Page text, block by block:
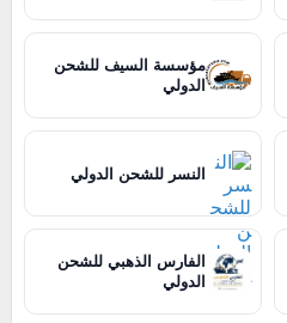
مؤسسة السيف للشحن
الدولي
النسر للشحن الدولي
الفارس الذهبي للشحن
الدولي